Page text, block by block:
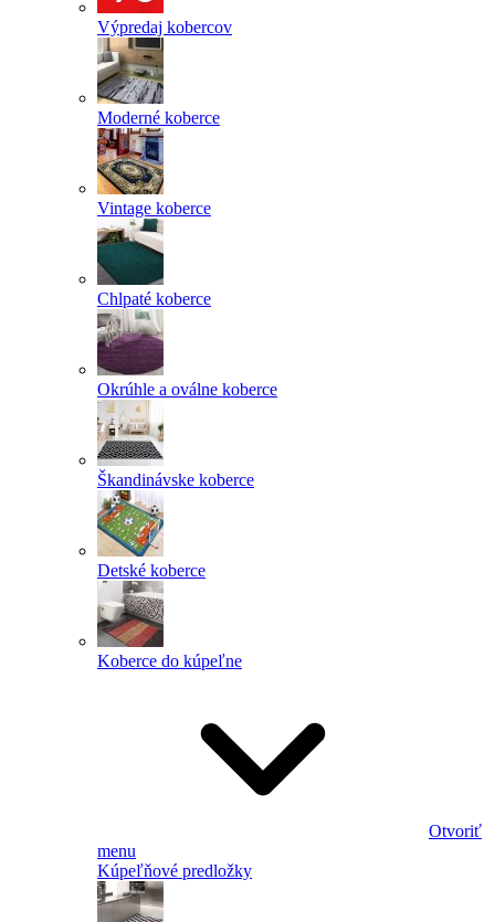
Výpredaj kobercov
Moderné koberce
Vintage koberce
Chlpaté koberce
Okrúhle a oválne koberce
Škandinávske koberce
Detské koberce
Koberce do kúpeľne
Otvoriť
menu
Kúpeľňové predložky